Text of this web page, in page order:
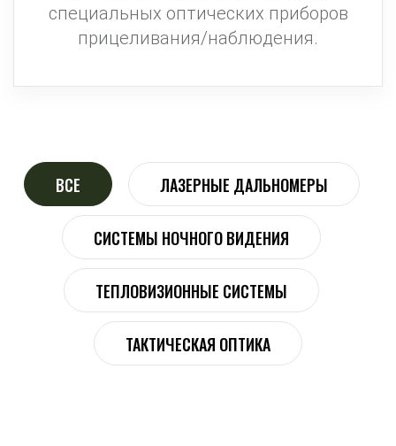
специальных оптических приборов
прицеливания/наблюдения.
ВСЕ ЛАЗЕРНЫЕ ДАЛЬНОМЕРЫ
СИСТЕМЫ НОЧНОГО ВИДЕНИЯ
ТЕПЛОВИЗИОННЫЕ СИСТЕМЫ
ТАКТИЧЕСКАЯ ОПТИКА